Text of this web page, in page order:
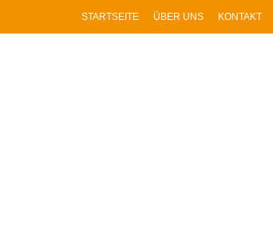
STARTSEITE ÜBER UNS KONTAKT